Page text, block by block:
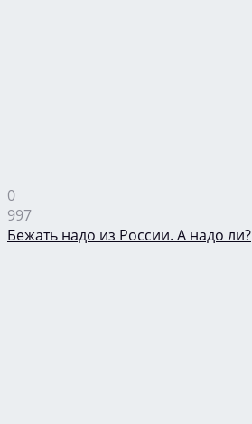
0
997
Бежать надо из России. А надо ли?